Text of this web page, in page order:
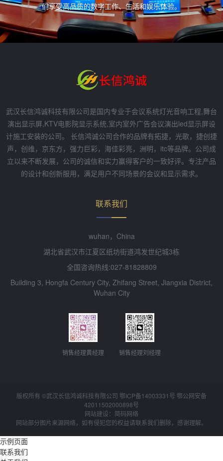
们享受高品质的数字工作、生活和娱乐体验。
武汉长信鸿诚科技有限公司是国内专业于会议系统灯光音响工程,舞台
演出显示屏,KTV电影院显示系统,室内室外广告会议演出led显示屏设
计施工安装的公司。 长信鸿诚公司合作的品牌有拓捷，光歌，捷创捷
声，创维，京东方，强力巨彩，海佳彩亮，洲明，itc等品牌。公司成
立以来不断发展，公司的诚信和实力赢得客户的一致好评。专注产品
的设计和创新服用，满足用户不同场景的会议和显示需求。
联系我们
wuhan，China
湖北省武汉市江夏区纸坊街道鸿发世纪城3栋
全国咨询热线:027-81828809
Building 3, Hongfa Century City, Zhifang Street, Jiangxia District,
Wuhan City
销售经理黄经理 销售经理刘经理
版权所有 ©武汉长信鸿诚科技有限公司 鄂ICP备14003331号 鄂公网安备
42011502000898号
网站建设：简码网络
网站部分图片来源网络，如有侵犯您的权益请联系我们删除，感谢理解。
示例页面
联系我们